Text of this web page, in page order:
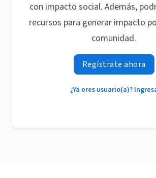
con impacto social. Además,
recursos para generar impacto
comunidad.
Regístrate ahora
¿Ya eres usuario(a)?